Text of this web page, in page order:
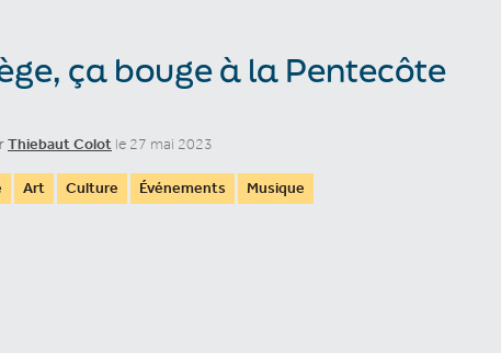
ça bouge à la Pentecôte
Thiebaut Colot le 27 mai 2023
Art Culture Événements Musique